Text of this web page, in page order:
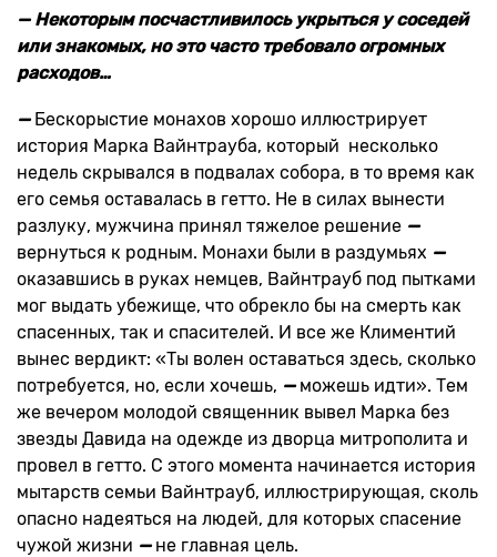
— Некоторым посчастливилось укрыться у соседей
или знакомых, но это часто требовало огромных
расходов…
—Бескорыстие монахов хорошо иллюстрирует
история Марка Вайнтрауба, который несколько
недель скрывался в подвалах собора, в то время как
его семья оставалась в гетто. Не в силах вынести
разлуку, мужчина принял тяжелое решение —
вернуться к родным. Монахи были в раздумьях —
оказавшись в руках немцев, Вайнтрауб под пытками
мог выдать убежище, что обрекло бы на смерть как
спасенных, так и спасителей. И все же Климентий
вынес вердикт: «Ты волен оставаться здесь, сколько
потребуется, но, если хочешь, —можешь идти». Тем
же вечером молодой священник вывел Марка без
звезды Давида на одежде из дворца митрополита и
провел в гетто. С этого момента начинается история
мытарств семьи Вайнтрауб, иллюстрирующая, сколь
опасно надеяться на людей, для которых спасение
чужой жизни —не главная цель.